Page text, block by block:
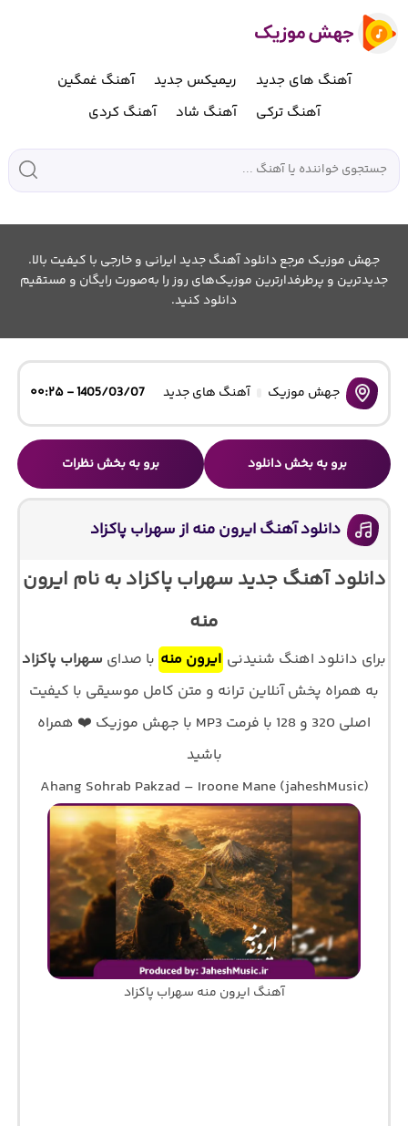
آهنگ های جدید ریمیکس جدید
آهنگ غمگین
آهنگ ترکی
آهنگ شاد آهنگ کردی
جهش موزیک مرجع دانلود آهنگ جدید ایرانی و خارجی با کیفیت بالا.
جدیدترین و پرطرفدارترین موزیک‌های روز را به‌صورت رایگان و مستقیم
دانلود کنید.
جهش موزیک آهنگ های جدید 1405/03/07 - ۰۰:۲۵
برو به بخش دانلود برو به بخش نظرات
دانلود آهنگ ایرون منه از سهراب پاکزاد
دانلود آهنگ جدید سهراب پاکزاد به نام ایرون
منه
برای دانلود اهنگ شنیدنی ایرون منه با صدای سهراب پاکزاد
به همراه پخش آنلاین ترانه و متن کامل موسیقی با کیفیت
اصلی 320 و 128 با فرمت MP3 با جهش موزیک ❤️ همراه
باشید
Ahang Sohrab Pakzad – Iroone Mane (jaheshMusic)
آهنگ ایرون منه سهراب پاکزاد